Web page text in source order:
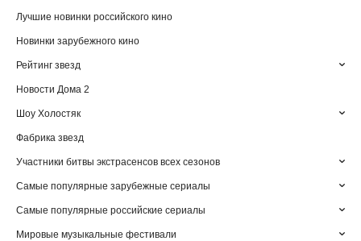
Лучшие новинки российского кино
Новинки зарубежного кино
Рейтинг звезд
Новости Дома 2
Шоу Холостяк
Фабрика звезд
Участники битвы экстрасенсов всех сезонов
Самые популярные зарубежные сериалы
Самые популярные российские сериалы
Мировые музыкальные фестивали